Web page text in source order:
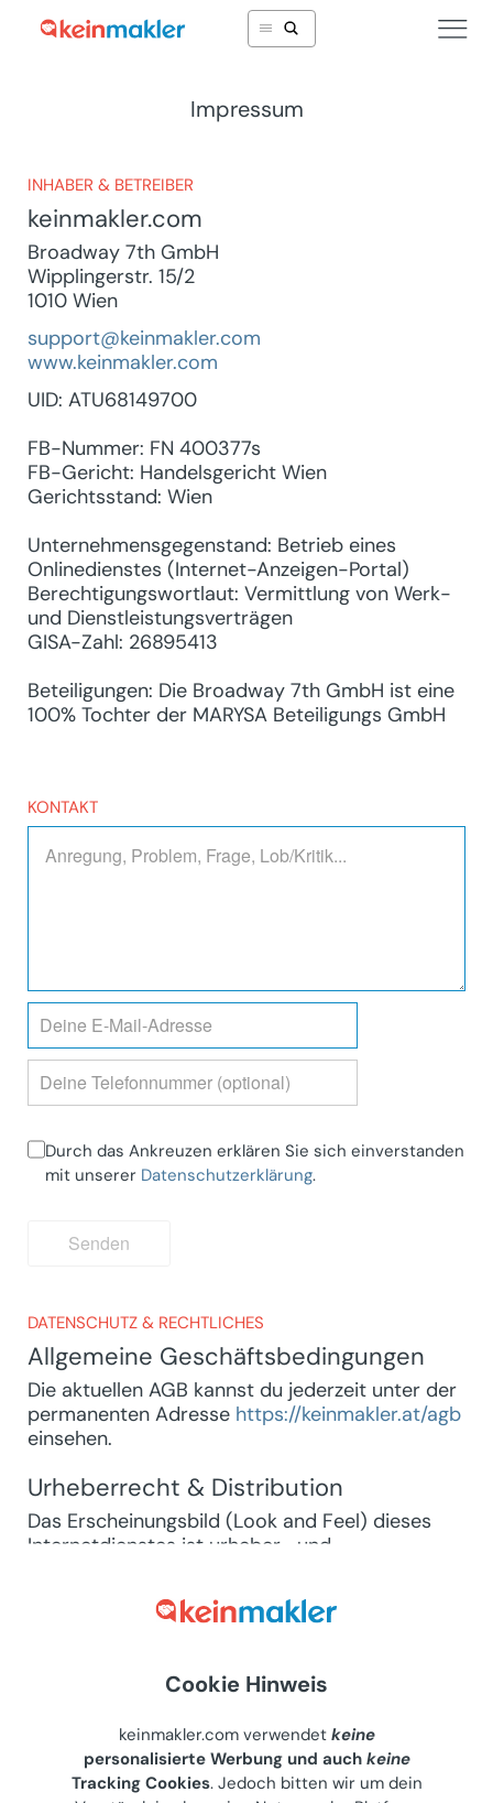
Impressum
INHABER & BETREIBER
keinmakler.com
Broadway 7th GmbH
Wipplingerstr. 15/2
1010 Wien
support@keinmakler.com
www.keinmakler.com
UID: ATU68149700
FB-Nummer: FN 400377s
FB-Gericht: Handelsgericht Wien
Gerichtsstand: Wien
Unternehmensgegenstand: Betrieb eines
Onlinedienstes (Internet-Anzeigen-Portal)
Berechtigungswortlaut: Vermittlung von Werk-
und Dienstleistungsverträgen
GISA-Zahl: 26895413
Beteiligungen: Die Broadway 7th GmbH ist eine
100% Tochter der MARYSA Beteiligungs GmbH
KONTAKT
Durch das Ankreuzen erklären Sie sich einverstanden
mit unserer Datenschutzerklärung.
Senden
DATENSCHUTZ & RECHTLICHES
Allgemeine Geschäftsbedingungen
Die aktuellen AGB kannst du jederzeit unter der
permanenten Adresse https://keinmakler.at/agb
einsehen.
Urheberrecht & Distribution
Das Erscheinungsbild (Look and Feel) dieses
Internetdienstes ist urheber- und
Inhalte oder Teile von keinmakler.com
anderweitig verwenden oder verbreiten wollen,
Teilen des HTML/CSS Codes oder visueller
Design Elemente ohne ausdrückliche,
schriftliche Bestätigung von keinmakler.com ist
Cookie Hinweis
keinmakler.com verwendet keine
personalisierte Werbung und auch keine
Tracking Cookies. Jedoch bitten wir um dein